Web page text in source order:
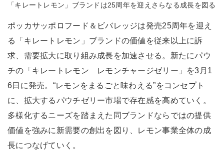
「キレートレモン」ブランドは25周年を迎えさらなる成長を図る
ポッカサッポロフード＆ビバレッジは発売25周年を迎え
る「キレートレモン」ブランドの価値を従来以上に訴
求、需要拡大に取り組み成長を加速させる。新たにパウ
チの「キレートレモン レモンチャージゼリー」を3月1
6日に発売。“レモンをまるごと味わえる”をコンセプト
に、拡大するパウチゼリー市場で存在感を高めていく。
多様化するニーズを踏まえた同ブランドならではの提供
価値を強みに新需要の創出を図り、レモン事業全体の成
長につなげていく。